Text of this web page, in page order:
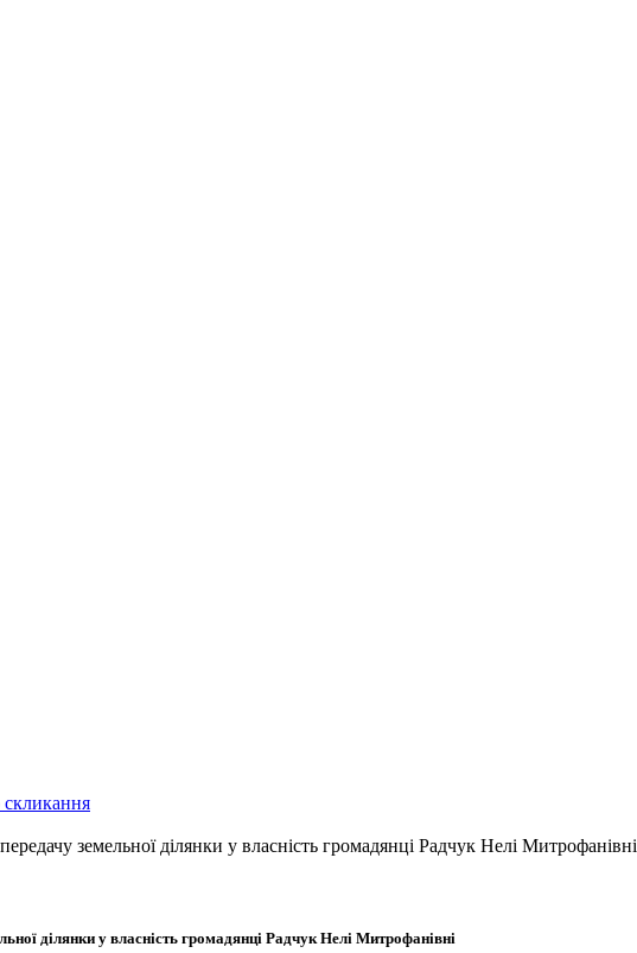
скликання
земельної ділянки у власність громадянці Радчук Нелі Митрофанівні
ділянки у власність громадянці Радчук Нелі Митрофанівні